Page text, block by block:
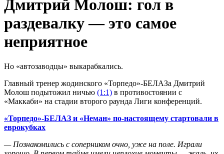
Дмитрий Молош: гол в
раздевалку — это самое
неприятное
Но «автозаводцы» выкарабкались.
Главный тренер жодинского «Торпедо»-БЕЛАЗа Дмитрий
Молош подытожил ничью (1:1) в противостоянии с
«Маккаби» на стадии второго раунда Лиги конференций.
«Торпедо»-БЕЛАЗ и «Неман» по-настоящему стартовали в
еврокубках
— Познакомились с соперником очно, уже на поле. Играли